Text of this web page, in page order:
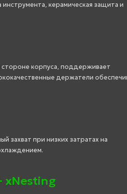
керамическая защита и
корпуса, поддерживает
держатели
захват при низких затратах на
xNesting